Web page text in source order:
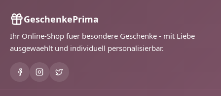
GeschenkePrima
Ihr Online-Shop fuer besondere Geschenke - mit Liebe
ausgewaehlt und individuell personalisierbar.